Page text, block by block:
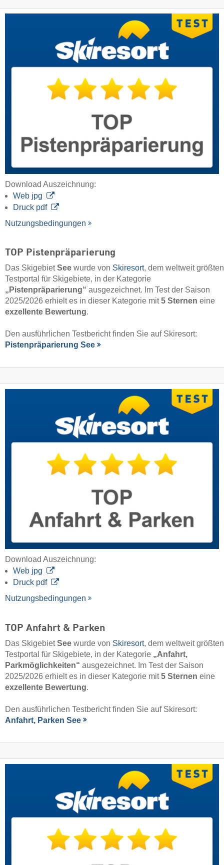
Download Auszeichnung:
Web jpg
Druck pdf
Nutzungsbedingungen
TOP Pistenpräparierung
Das SkigebietSee wurde von Skiresort, dem weltweit größten
Testportal für Skigebiete, in der Kategorie
„Pistenpräparierung“ ausgezeichnet. Im Test der Saison
2025/2026 erhielt es in dieser Kategorie mit5 Sternen eine
exzellente Bewertung.
Den ausführlichen Testbericht finden Sie auf Skiresort:
Pistenpräparierung See
Download Auszeichnung:
Web jpg
Druck pdf
Nutzungsbedingungen
TOP Anfahrt & Parken
Das SkigebietSee wurde von Skiresort, dem weltweit größten
Testportal für Skigebiete, in der Kategorie „Anfahrt,
Parkmöglichkeiten“ ausgezeichnet. Im Test der Saison
2025/2026 erhielt es in dieser Kategorie mit5 Sternen eine
exzellente Bewertung.
Den ausführlichen Testbericht finden Sie auf Skiresort:
Anfahrt, Parken See